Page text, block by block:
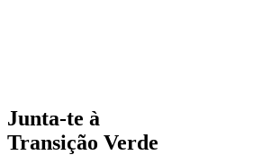
Junta-te à
Transição Verde